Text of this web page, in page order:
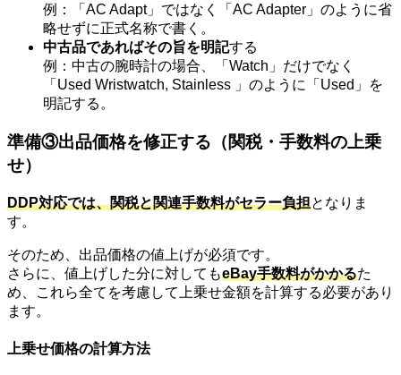
例：「AC Adapt」ではなく「AC Adapter」のように省
略せずに正式名称で書く。
中古品であればその旨を明記する
例：中古の腕時計の場合、「Watch」だけでなく
「Used Wristwatch, Stainless 」のように「Used」を
明記する。
準備③出品価格を修正する（関税・手数料の上乗
せ）
DDP対応では、関税と関連手数料がセラー負担となりま
す。
そのため、出品価格の値上げが必須です。
さらに、値上げした分に対してもeBay手数料がかかるた
め、これら全てを考慮して上乗せ金額を計算する必要があり
ます。
上乗せ価格の計算方法